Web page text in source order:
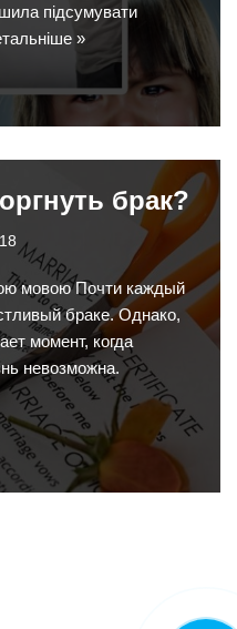
підсумувати
»
брак?
мовою Почти каждый
браке. Однако,
момент, когда
невозможна.